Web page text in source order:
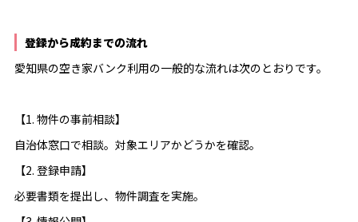
登録から成約までの流れ
愛知県の空き家バンク利用の一般的な流れは次のとおりです。
【1. 物件の事前相談】
自治体窓口で相談。対象エリアかどうかを確認。
【2. 登録申請】
必要書類を提出し、物件調査を実施。